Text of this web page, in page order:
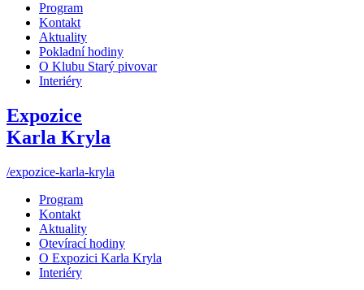
Program
Kontakt
Aktuality
Pokladní hodiny
O Klubu Starý pivovar
Interiéry
Expozice
Karla Kryla
/expozice-karla-kryla
Program
Kontakt
Aktuality
Otevírací hodiny
O Expozici Karla Kryla
Interiéry